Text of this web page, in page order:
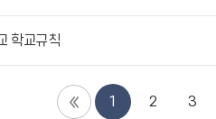
학교규칙
1 2 3